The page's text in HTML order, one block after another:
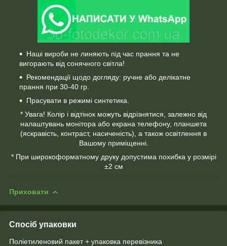
Наші вироби не линяють під час прання та не
вигорають від сонячного світла!
Рекомендації щодо догляду: ручне або делікатне
прання при 30-40 гр.
Прасувати в режимі синтетика.
* Увага! Колір і відтінок можуть відрізнятися, залежно від
налаштувань монітора або екрана телефону, планшета
(яскравість, контраст, насиченість), а також освітлення в
Вашому приміщенні.
* При широкоформатному друку допустима похибка у розмірі
±2 см
Приховати
Спосіб упаковки
Поліетиленовий пакет + упаковка перевізника